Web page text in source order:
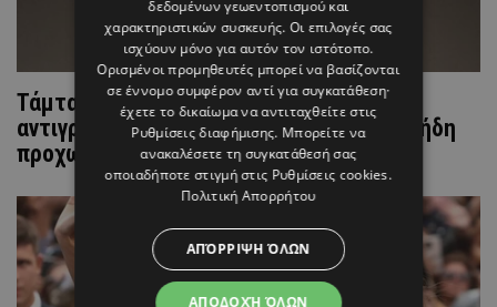
Τάμτα: «Μέχρι να προλάβει κάποιος να
αντιγράψει την αισθητική μου, εγώ έχω ήδη
προχωρήσει στο επόμενο βήμα»
δεδομένων γεωεντοπισμού και
χαρακτηριστικών συσκευής. Οι επιλογές σας
ισχύουν μόνο για αυτόν τον ιστότοπο.
Ορισμένοι προμηθευτές μπορεί να βασίζονται
σε έννομο συμφέρον αντί για συγκατάθεση·
έχετε το δικαίωμα να αντιταχθείτε στις
Ρυθμίσεις διαφήμισης. Μπορείτε να
ανακαλέσετε τη συγκατάθεσή σας
οποιαδήποτε στιγμή στις Ρυθμίσεις cookies.
Πολιτική Απορρήτου
ΑΠΟΔΟΧΉ ΌΛΩΝ
ΑΠΌΡΡΙΨΗ ΌΛΩΝ